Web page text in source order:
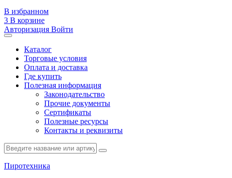
В избранном
3 В корзине
Авторизация Войти
Каталог
Торговые условия
Оплата и доставка
Где купить
Полезная информация
Законодательство
Прочие документы
Сертификаты
Полезные ресурсы
Контакты и реквизиты
Пиротехника